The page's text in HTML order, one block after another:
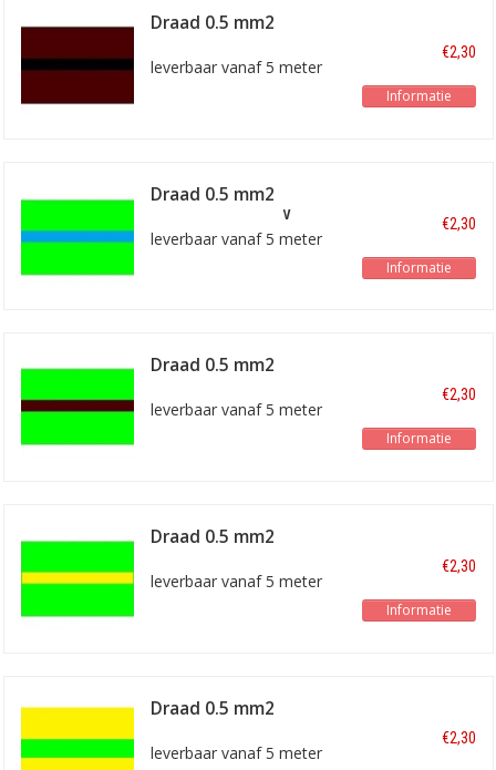
Draad 0.5 mm2
leverbaar vanaf 5 meter
€2,30
Informatie
Draad 0.5 mm2
lichtgroen/blauw
leverbaar vanaf 5 meter
€2,30
Informatie
Draad 0.5 mm2
leverbaar vanaf 5 meter
€2,30
Informatie
Draad 0.5 mm2
leverbaar vanaf 5 meter
€2,30
Informatie
Draad 0.5 mm2
leverbaar vanaf 5 meter
€2,30